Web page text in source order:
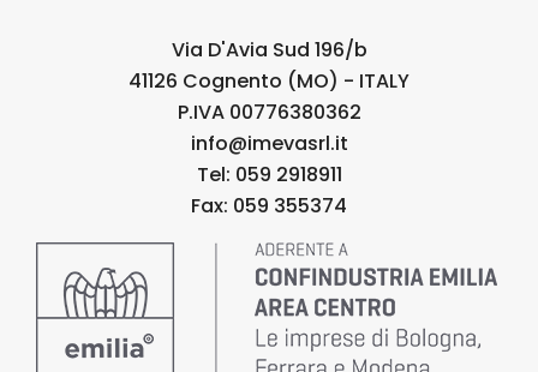
Via D'Avia Sud 196/b
41126 Cognento (MO) - ITALY
P.IVA 00776380362
info@imevasrl.it
Tel: 059 2918911
Fax: 059 355374